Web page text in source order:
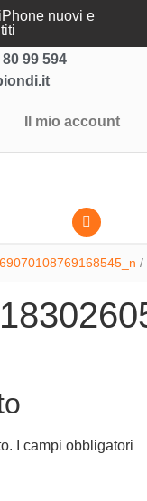
nuovi e
99 594
Il mio account
/
I campi obbligatori